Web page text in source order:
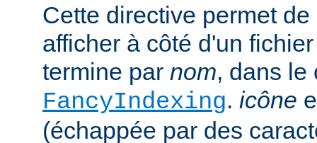
Cette directive permet
afficher à côté d'un
termine par nom, dans le
FancyIndexing. icône
(échappée par des